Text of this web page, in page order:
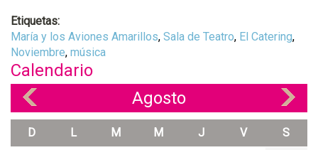
Etiquetas:
María y los Aviones Amarillos, Sala de Teatro, El Catering,
Noviembre, música
Calendario
Agosto
D L M M J V S